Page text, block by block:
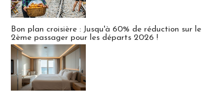
Bon plan croisière : Jusqu'à 60% de réduction sur le
2ème passager pour les départs 2026 !